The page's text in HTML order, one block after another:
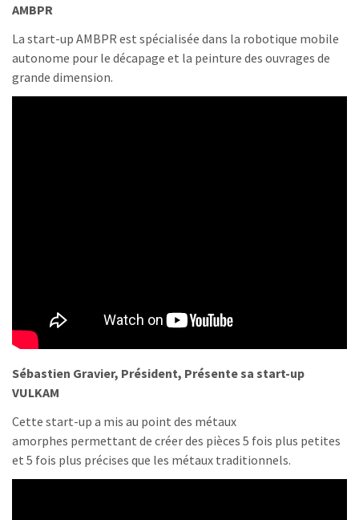
AMBPR
La start-up AMBPR est spécialisée dans la robotique mobile
autonome pour le décapage et la peinture des ouvrages de
grande dimension.
Sébastien Gravier, Président, Présente sa start-up
VULKAM
Cette start-up a mis au point des métaux
amorphes permettant de créer des pièces 5 fois plus petites
et 5 fois plus précises que les métaux traditionnels.